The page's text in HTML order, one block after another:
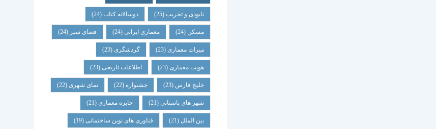
نابودی و تخریب(25) دوسالانه کتاب(24)
مسکن (24) معماری ایرانی(24) فضای سبز (24)
میراث معماری(23) گردشگری(23)
هویت معماری(23) اطلاعات تاریخی(23)
خلیج فارس (23) جشنواره (22) نمای شهری(22)
شهر های باستانی(21) جایزه معماری(21)
بین الملل (21) فناوری های نوین ساختمانی(19)